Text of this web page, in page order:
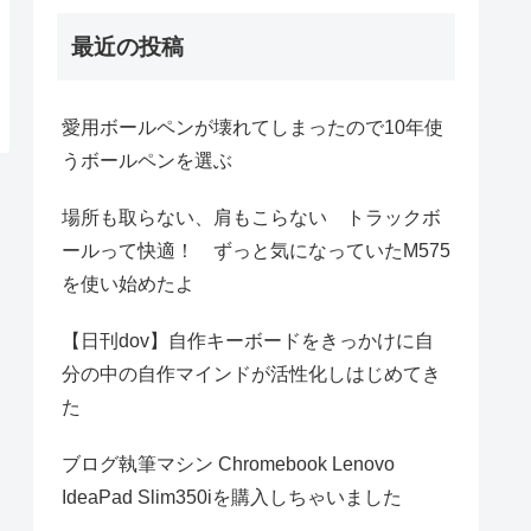
最近の投稿
愛用ボールペンが壊れてしまったので10年使
うボールペンを選ぶ
場所も取らない、肩もこらない トラックボ
ールって快適！ ずっと気になっていたM575
を使い始めたよ
【日刊dov】自作キーボードをきっかけに自
分の中の自作マインドが活性化しはじめてき
た
ブログ執筆マシン Chromebook Lenovo
IdeaPad Slim350iを購入しちゃいました